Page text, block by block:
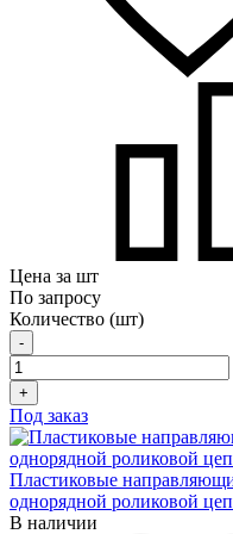
Цена за шт
По запросу
Количество (шт)
-
+
Под заказ
Пластиковые
однорядной роликовой
В наличии